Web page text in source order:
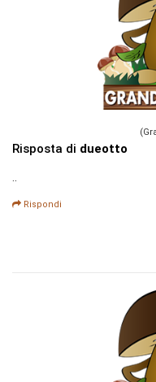
Risposta di dueotto
..
Rispondi